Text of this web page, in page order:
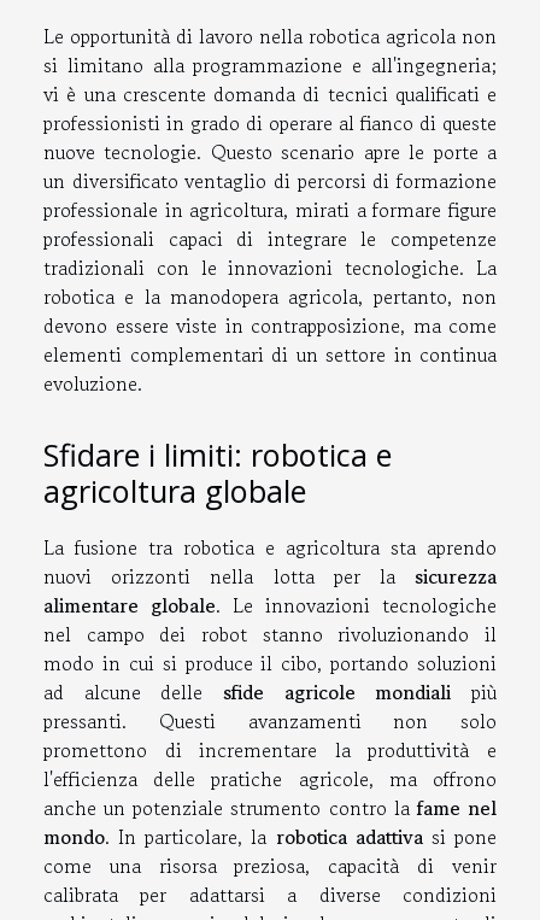
Le opportunità di lavoro nella robotica agricola non
si limitano alla programmazione e all'ingegneria;
vi è una crescente domanda di tecnici qualificati e
professionisti in grado di operare al fianco di queste
nuove tecnologie. Questo scenario apre le porte a
un diversificato ventaglio di percorsi di formazione
professionale in agricoltura, mirati a formare figure
professionali capaci di integrare le competenze
tradizionali con le innovazioni tecnologiche. La
robotica e la manodopera agricola, pertanto, non
devono essere viste in contrapposizione, ma come
elementi complementari di un settore in continua
evoluzione.
Sfidare i limiti: robotica e
agricoltura globale
La fusione tra robotica e agricoltura sta aprendo
nuovi orizzonti nella lotta per la sicurezza
alimentare globale. Le innovazioni tecnologiche
nel campo dei robot stanno rivoluzionando il
modo in cui si produce il cibo, portando soluzioni
ad alcune delle sfide agricole mondiali più
pressanti. Questi avanzamenti non solo
promettono di incrementare la produttività e
l'efficienza delle pratiche agricole, ma offrono
anche un potenziale strumento contro lafame nel
mondo. In particolare, la robotica adattivasi pone
come una risorsa preziosa, capacità di venir
calibrata per adattarsi a diverse condizioni